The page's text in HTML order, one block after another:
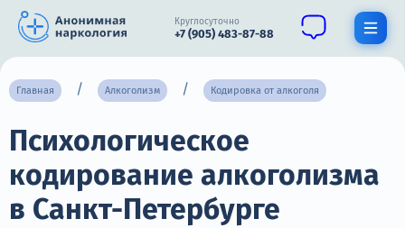
Круглосуточно
+7 (905) 483-87-88
О нас
Наркомания
Алкоголизм
Главная Алкоголизм Кодировка от алкоголя
Психологическое
кодирование алкоголизма
в Санкт-Петербурге